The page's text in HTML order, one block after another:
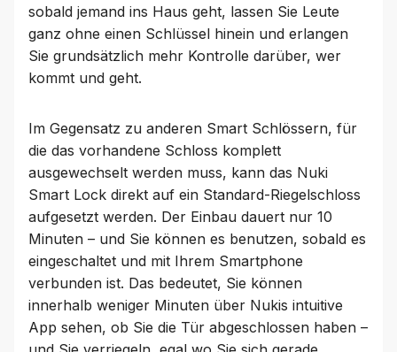
sobald jemand ins Haus geht, lassen Sie Leute
ganz ohne einen Schlüssel hinein und erlangen
Sie grundsätzlich mehr Kontrolle darüber, wer
kommt und geht.
Im Gegensatz zu anderen Smart Schlössern, für
die das vorhandene Schloss komplett
ausgewechselt werden muss, kann das Nuki
Smart Lock direkt auf ein Standard-Riegelschloss
aufgesetzt werden. Der Einbau dauert nur 10
Minuten – und Sie können es benutzen, sobald es
eingeschaltet und mit Ihrem Smartphone
verbunden ist. Das bedeutet, Sie können
innerhalb weniger Minuten über Nukis intuitive
App sehen, ob Sie die Tür abgeschlossen haben –